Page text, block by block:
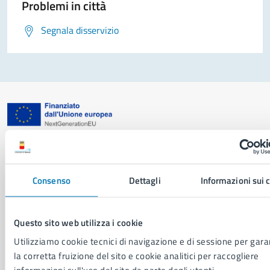
Consenso Dettagli Informazioni sui
Questo sito web utilizza i cookie
Utilizziamo cookie tecnici di navigazione e di sessione per
la corretta fruizione del sito e cookie analitici per raccogliere
Problemi in città
Segnala disservizio
AMMINISTRAZIONE
Organi di governo
Municipalità
Uffici
Enti e fondazioni